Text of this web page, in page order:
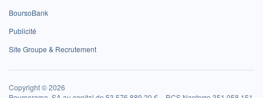
BoursoBank
Publicité
Site Groupe & Recrutement
Copyright © 2026